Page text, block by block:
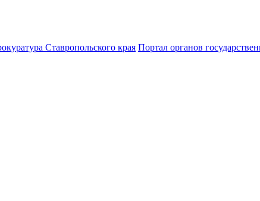
Ставропольского края Портал органов